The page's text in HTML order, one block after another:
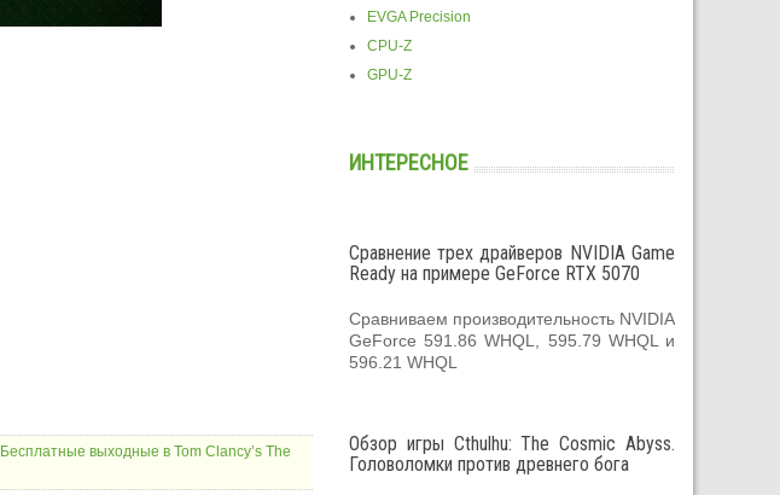
Бесплатные выходные в Tom Clancy’s The
EVGA Precision
CPU-Z
GPU-Z
ИНТЕРЕСНОЕ
Сравнение трех драйверов NVIDIA Game
Ready на примере GeForce RTX 5070
Сравниваем производительность NVIDIA
GeForce 591.86 WHQL, 595.79 WHQL и
596.21 WHQL
Обзор игры Cthulhu: The Cosmic Abyss.
Головоломки против древнего бога